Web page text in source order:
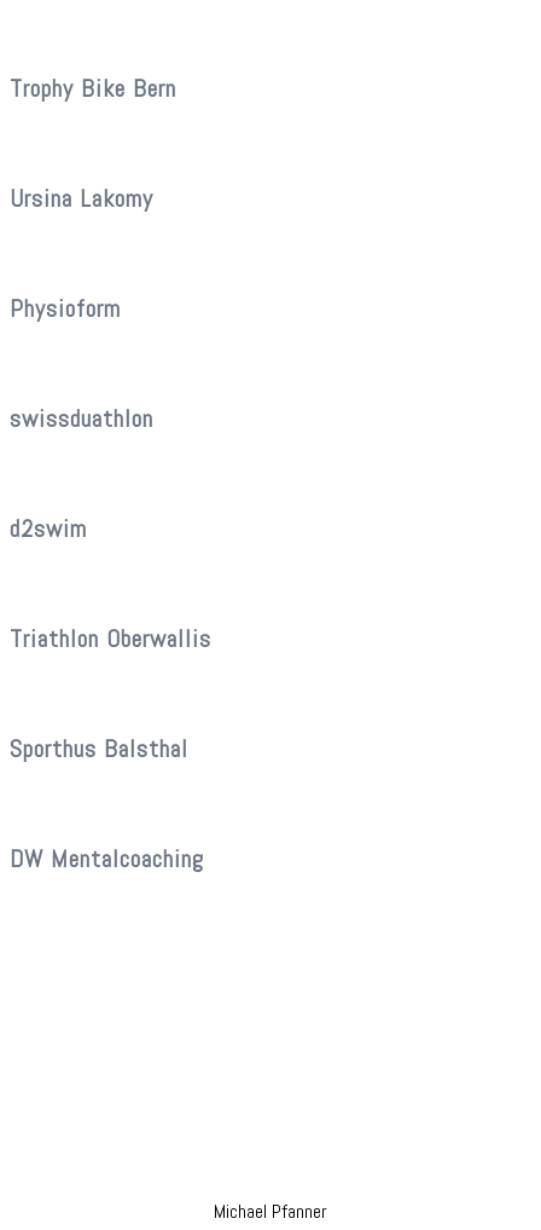
Trophy Bike Bern
Ursina Lakomy
Physioform
swissduathlon
d2swim
Triathlon Oberwallis
Sporthus Balsthal
DW Mentalcoaching
Michael Pfanner